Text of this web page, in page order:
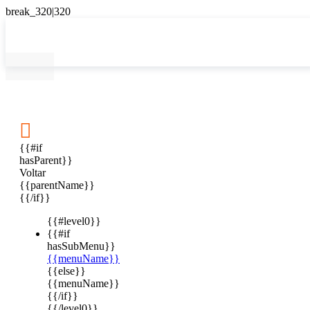

{{#if
hasParent}}
Voltar
{{parentName}}
{{/if}}
{{#level0}}
{{#if
hasSubMenu}}
{{menuName}}
{{else}}
{{menuName}}
{{/if}}